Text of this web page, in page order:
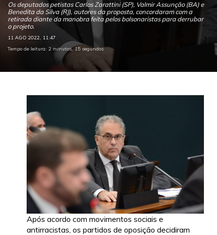
Os deputados petistas Carlos Zarattini (SP), Valmir Assunção (BA) e
Benedita da Silva (RJ), autores da proposta, concordaram com a
retirada diante da manobra feita pelos bolsonaristas para derrubar
o projeto.
11 AGO 2022, 11:47
Tempo de leitura: 2 minutos, 15 segundos
Após acordo com movimentos sociais e
antirracistas, os partidos de oposição decidiram